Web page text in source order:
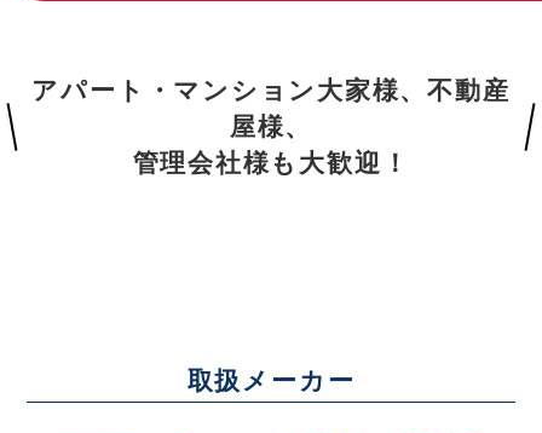
アパート・マンション大家様、不動産
屋様、
管理会社様も大歓迎！
取扱メーカー